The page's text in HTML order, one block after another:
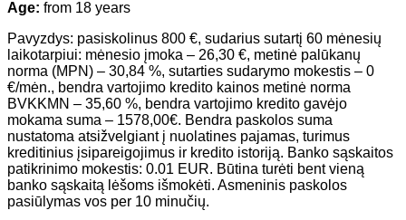
Age: from 18 years
Pavyzdys: pasiskolinus 800 €, sudarius sutartį 60 mėnesių
laikotarpiui: mėnesio įmoka – 26,30 €, metinė palūkanų
norma (MPN) – 30,84 %, sutarties sudarymo mokestis – 0
€/mėn., bendra vartojimo kredito kainos metinė norma
BVKKMN – 35,60 %, bendra vartojimo kredito gavėjo
mokama suma – 1578,00€. Bendra paskolos suma
nustatoma atsižvelgiant į nuolatines pajamas, turimus
kreditinius įsipareigojimus ir kredito istoriją. Banko sąskaitos
patikrinimo mokestis: 0.01 EUR. Būtina turėti bent vieną
banko sąskaitą lėšoms išmokėti. Asmeninis paskolos
pasiūlymas vos per 10 minučių.